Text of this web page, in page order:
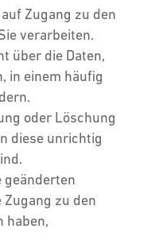
Zugang zu den
verarbeiten.
über die Daten,
in einem häufig
oder Löschung
diese unrichtig
geänderten
zu den
haben,